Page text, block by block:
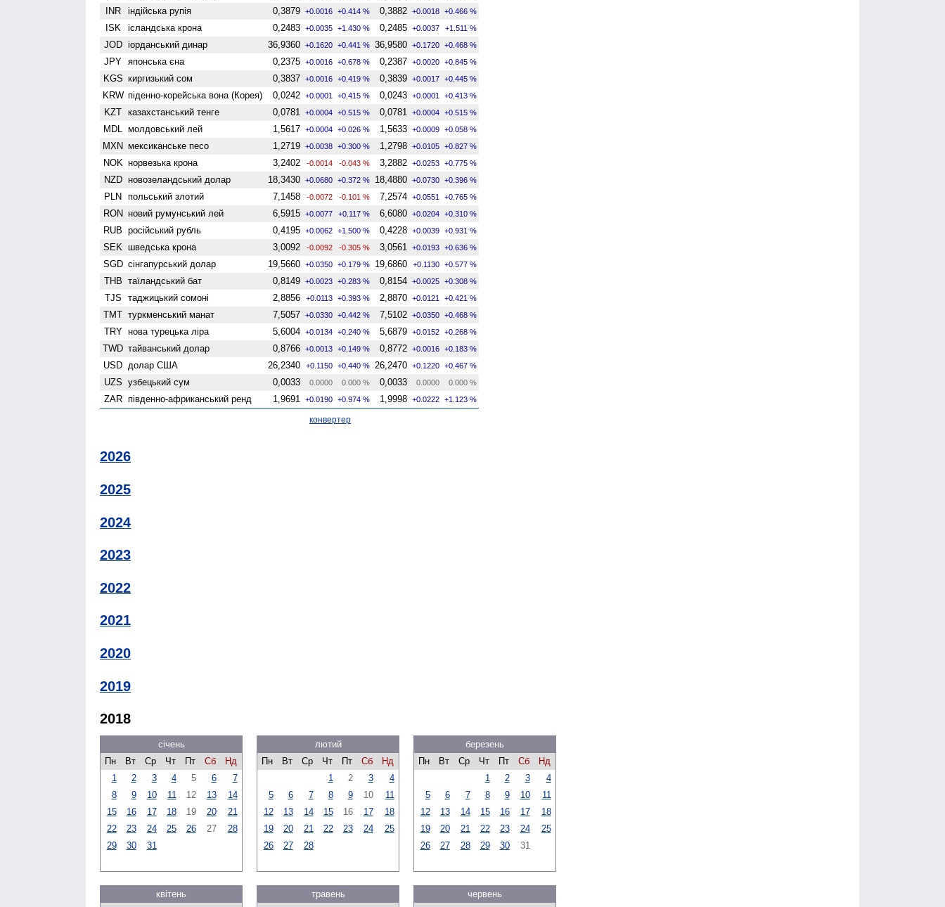
INR індійська рупія 0,3879 +0.0016 +0.414 % 0,3882 +0.0018 +0.466 %
ISK ісландська крона 0,2483 +0.0035 +1.430 % 0,2485 +0.0037 +1.511 %
JOD іорданський динар 36,9360 +0.1620 +0.441 % 36,9580 +0.1720 +0.468 %
JPY японська єна 0,2375 +0.0016 +0.678 % 0,2387 +0.0020 +0.845 %
KGS киргизький сом 0,3837 +0.0016 +0.419 % 0,3839 +0.0017 +0.445 %
KRW піденно-корейська вона (Корея) 0,0242 +0.0001 +0.415 % 0,0243 +0.0001 +0.413 %
KZT казахстанський тенге 0,0781 +0.0004 +0.515 % 0,0781 +0.0004 +0.515 %
MDL молдовський лей 1,5617 +0.0004 +0.026 % 1,5633 +0.0009 +0.058 %
MXN мексиканське песо 1,2719 +0.0038 +0.300 % 1,2798 +0.0105 +0.827 %
NOK норвезька крона 3,2402 -0.0014 -0.043 % 3,2882 +0.0253 +0.775 %
NZD ново­зеландський долар 18,3430 +0.0680 +0.372 % 18,4880 +0.0730 +0.396 %
PLN польський злотий 7,1458 -0.0072 -0.101 % 7,2574 +0.0551 +0.765 %
RON новий румунський лей 6,5915 +0.0077 +0.117 % 6,6080 +0.0204 +0.310 %
RUB російський рубль 0,4195 +0.0062 +1.500 % 0,4228 +0.0039 +0.931 %
SEK шведська крона 3,0092 -0.0092 -0.305 % 3,0561 +0.0193 +0.636 %
SGD сінгапурський долар 19,5660 +0.0350 +0.179 % 19,6860 +0.1130 +0.577 %
THB таїландський бат 0,8149 +0.0023 +0.283 % 0,8154 +0.0025 +0.308 %
TJS таджицький сомоні 2,8856 +0.0113 +0.393 % 2,8870 +0.0121 +0.421 %
TMT туркменський манат 7,5057 +0.0330 +0.442 % 7,5102 +0.0350 +0.468 %
TRY нова турецька ліра 5,6004 +0.0134 +0.240 % 5,6879 +0.0152 +0.268 %
TWD тайванський долар 0,8766 +0.0013 +0.149 % 0,8772 +0.0016 +0.183 %
USD долар США 26,2340 +0.1150 +0.440 % 26,2470 +0.1220 +0.467 %
UZS узбецький сум 0,0033 0.0000 0.000 % 0,0033 0.0000 0.000 %
ZAR південно-африканський ренд 1,9691 +0.0190 +0.974 % 1,9998 +0.0222 +1.123 %
конвертер
2026
2025
2024
2023
2022
2021
2020
2019
2018
січень
Пн
Вт Ср Чт Пт Сб
Нд
1
2 3 4 5 6
7
8
9 10 11 12 13
14
15
16 17 18 19 20
21
22
23 24 25 26 27
28
29
30 31
лютий
Пн
Вт Ср Чт Пт Сб
Нд
1
2 3
4
5
6 7 8 9 10
11
12
13 14 15 16 17
18
19
20 21 22 23 24
25
26
27 28
березень
Пн
Вт Ср Чт Пт Сб
Нд
1
2 3
4
5
6 7 8 9 10
11
12
13 14 15 16 17
18
19
20 21 22 23 24
25
26
27 28 29 30 31
квітень
травень
червень